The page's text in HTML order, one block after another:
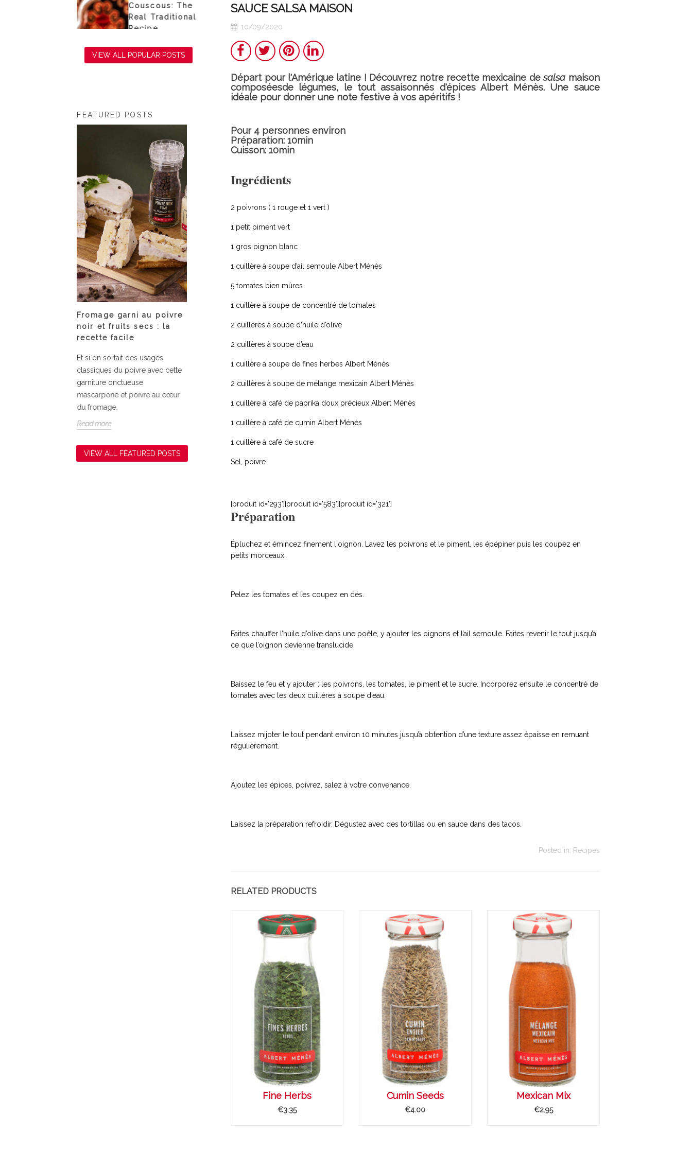
Couscous: The
Real Traditional
Recipe
real traditional
VIEW ALL POPULAR POSTS
FEATURED POSTS
Fromage garni au poivre
noir et fruits secs : la
recette facile
Et si on sortait des usages
classiques du poivre avec cette
garniture onctueuse
mascarpone et poivre au cœur
du fromage.
Read more
courge au zaatar
Fondante et légèrement sucrée,
simplicité en salade froide
relevé d'une touche...
Read more
gingembre et sésame
VIEW ALL FEATURED POSTS
SAUCE SALSA MAISON
10/09/2020
Départ pour l'Amérique latine ! Découvrez notre recette mexicaine desalsa maison
composéesde légumes, le tout assaisonnés d'épices Albert Ménès. Une sauce
idéale pour donner une note festive à vos apéritifs !
Pour 4 personnes environ
Préparation: 10min
Cuisson: 10min
Ingrédients
2 poivrons ( 1 rouge et 1 vert )
1 petit piment vert
1 gros oignon blanc
1 cuillère à soupe d’ail semoule Albert Ménès
5 tomates bien mûres
1 cuillère à soupe de concentré de tomates
2 cuillères à soupe d’huile d’olive
2 cuillères à soupe d’eau
1 cuillère à soupe de fines herbes Albert Ménès
2 cuillères à soupe de mélange mexicain Albert Ménès
1 cuillère à café de paprika doux précieux Albert Ménès
1 cuillère à café de cumin Albert Ménès
1 cuillère à café de sucre
Sel, poivre
[produit id='293'][produit id='583'][produit id='321']
Préparation
Épluchez et émincez finement l'oignon. Lavez les poivrons et le piment, les épépiner puis les coupez en
petits morceaux.
Pelez les tomates et les coupez en dés.
Faites chauffer l’huile d’olive dans une poêle, y ajouter les oignons et l’ail semoule. Faites revenir le tout jusqu’à
ce que l’oignon devienne translucide.
Baissez le feu et y ajouter : les poivrons, les tomates, le piment et le sucre. Incorporez ensuite le concentré de
tomates avec les deux cuillères à soupe d’eau.
Laissez mijoter le tout pendant environ 10 minutes jusqu’à obtention d’une texture assez épaisse en remuant
régulièrement.
Ajoutez les épices, poivrez, salez à votre convenance.
Laissez la préparation refroidir. Dégustez avec des tortillas ou en sauce dans des tacos.
Posted in: Recipes
RELATED PRODUCTS
Fine Herbs
€3.35
Cumin Seeds
€4.00
Mexican Mix
€2.95